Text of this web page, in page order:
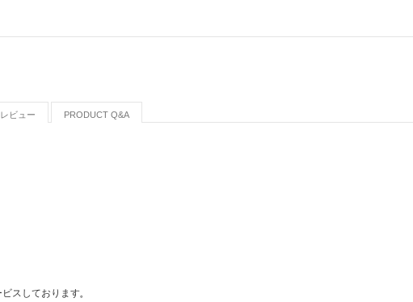
レビュー PRODUCT Q&A
スしております。